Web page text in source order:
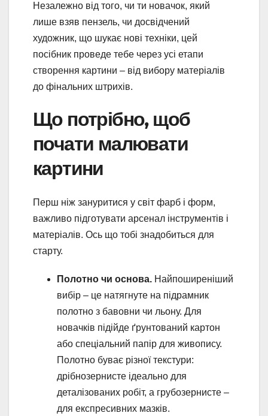
Незалежно від того, чи ти новачок, який
лише взяв пензель, чи досвідчений
художник, що шукає нові техніки, цей
посібник проведе тебе через усі етапи
створення картини – від вибору матеріалів
до фінальних штрихів.
Що потрібно, щоб
почати малювати
картини
Перш ніж зануритися у світ фарб і форм,
важливо підготувати арсенал інструментів і
матеріалів. Ось що тобі знадобиться для
старту.
Полотно чи основа. Найпоширеніший
вибір – це натягнуте на підрамник
полотно з бавовни чи льону. Для
новачків підійде ґрунтований картон
або спеціальний папір для живопису.
Полотно буває різної текстури:
дрібнозернисте ідеально для
деталізованих робіт, а грубозернисте –
для експресивних мазків.